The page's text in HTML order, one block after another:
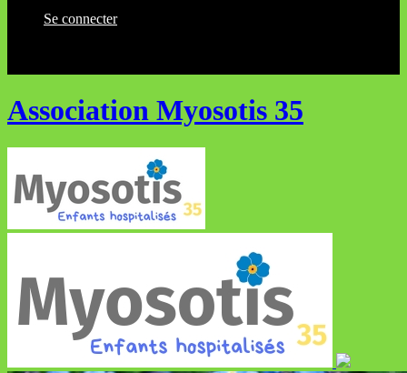
Se connecter
Association Myosotis 35